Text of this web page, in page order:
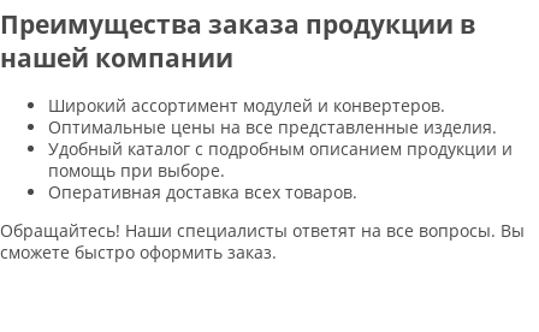
Преимущества заказа продукции в
нашей компании
Широкий ассортимент модулей и конвертеров.
Оптимальные цены на все представленные изделия.
Удобный каталог с подробным описанием продукции и
помощь при выборе.
Оперативная доставка всех товаров.
Обращайтесь! Наши специалисты ответят на все вопросы. Вы
сможете быстро оформить заказ.